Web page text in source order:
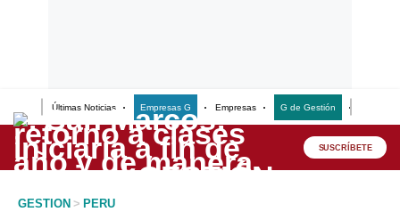
Últimas Noticias Empresas G Empresas G de Gestión
Lo último
Peru Quiosco SUSCRÍBETE
GESTION > PERU